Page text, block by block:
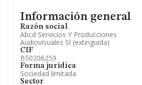
Información general
Razón social
Abcd Servicios Y Producciones
Audiovisuales Sl (extinguida)
CIF
B50206259
Forma jurídica
Sociedad limitada
Sector
Artículos de prensa publicados
Información oficial y registral